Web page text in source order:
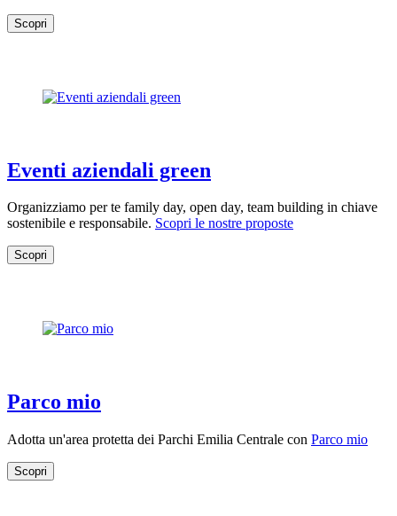
Scopri
Eventi aziendali green
Organizziamo per te family day, open day, team building in chiave
sostenibile e responsabile. Scopri le nostre proposte
Scopri
Parco mio
Adotta un'area protetta dei Parchi Emilia Centrale con Parco mio
Scopri